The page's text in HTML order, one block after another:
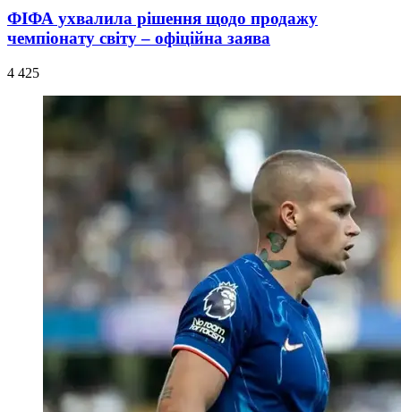
ФІФА ухвалила рішення щодо продажу
чемпіонату світу – офіційна заява
4 425